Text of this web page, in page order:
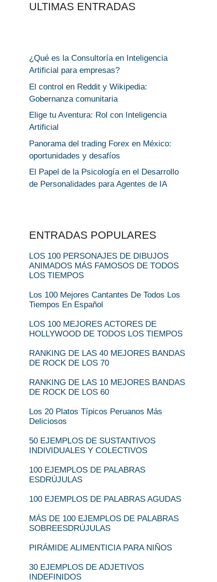
ULTIMAS ENTRADAS
¿Qué es la Consultoría en Inteligencia
Artificial para empresas?
El control en Reddit y Wikipedia:
Gobernanza comunitaria
Elige tu Aventura: Rol con Inteligencia
Artificial
Panorama del trading Forex en México:
oportunidades y desafíos
El Papel de la Psicología en el Desarrollo
de Personalidades para Agentes de IA
ENTRADAS POPULARES
LOS 100 PERSONAJES DE DIBUJOS
ANIMADOS MÁS FAMOSOS DE TODOS
LOS TIEMPOS
Los 100 Mejores Cantantes De Todos Los
Tiempos En Español
LOS 100 MEJORES ACTORES DE
HOLLYWOOD DE TODOS LOS TIEMPOS
RANKING DE LAS 40 MEJORES BANDAS
DE ROCK DE LOS 70
RANKING DE LAS 10 MEJORES BANDAS
DE ROCK DE LOS 60
Los 20 Platos Típicos Peruanos Más
Deliciosos
50 EJEMPLOS DE SUSTANTIVOS
INDIVIDUALES Y COLECTIVOS
100 EJEMPLOS DE PALABRAS
ESDRÚJULAS
100 EJEMPLOS DE PALABRAS AGUDAS
MÁS DE 100 EJEMPLOS DE PALABRAS
SOBREESDRÚJULAS
PIRÁMIDE ALIMENTICIA PARA NIÑOS
30 EJEMPLOS DE ADJETIVOS
INDEFINIDOS